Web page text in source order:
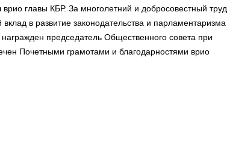
главы КБР. За многолетний и добросовестный труд,
в развитие законодательства и парламентаризма
председатель Общественного совета при
Почетными грамотами и благодарностями врио